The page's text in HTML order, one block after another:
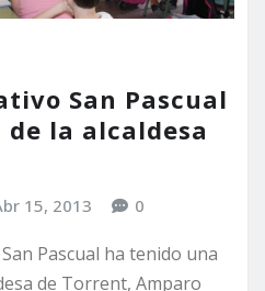
San Pascual
la alcaldesa
15, 2013 0
Pascual ha tenido una
de Torrent, Amparo